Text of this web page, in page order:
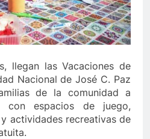
llegan las Vacaciones de
Nacional de José C. Paz
de la comunidad a
con espacios de juego,
actividades recreativas de